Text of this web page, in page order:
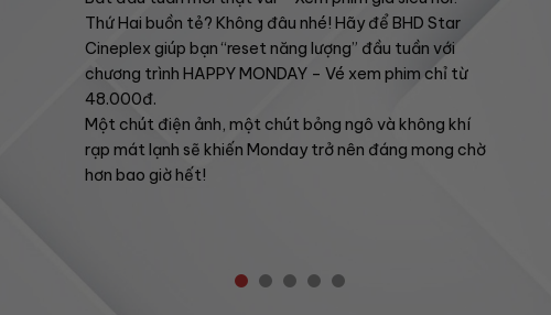
Thứ Hai buồn tẻ? Không đâu nhé! Hãy để BHD Star
Cineplex giúp bạn “reset năng lượng” đầu tuần với
chương trình HAPPY MONDAY – Vé xem phim chỉ từ
48.000đ.
Một chút điện ảnh, một chút bỏng ngô và không khí
rạp mát lạnh sẽ khiến Monday trở nên đáng mong chờ
hơn bao giờ hết!